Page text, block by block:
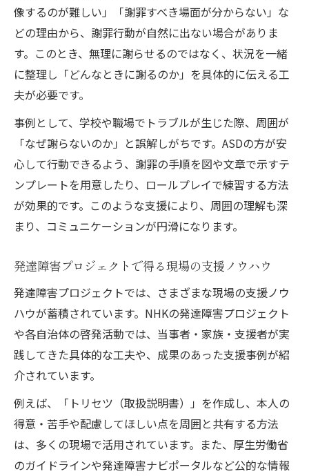
像するのが難しい」「謝罪すべき場面が分からない」な
どの理由から、謝罪行動が自然に出ない場合がありま
す。このとき、無理に謝らせるのではなく、状況を一緒
に整理し「どんなときに謝るのか」を具体的に伝える工
夫が必要です。
事例として、学校や職場でトラブルが生じた際、周囲が
「なぜ謝らないのか」と誤解しがちです。ASDの方が安
心して行動できるよう、謝罪の手順を図や文章で示すテ
ンプレートを用意したり、ロールプレイで練習する方法
が効果的です。このような支援により、周囲の理解も深
まり、コミュニケーションが円滑になります。
発達障害プロジェクトで得る現場の支援ノウハウ
発達障害プロジェクトでは、さまざまな現場の支援ノウ
ハウが蓄積されています。NHKの発達障害プロジェクト
や各自治体の啓発活動では、当事者・家族・支援者が実
践してきた具体的な工夫や、成果のあった支援事例が紹
介されています。
例えば、「トリセツ（取扱説明書）」を作成し、本人の
得意・苦手や配慮してほしい点を周囲と共有する方法
は、多くの現場で活用されています。また、厚生労働省
のガイドラインや発達障害ナビポータルなど公的な情報